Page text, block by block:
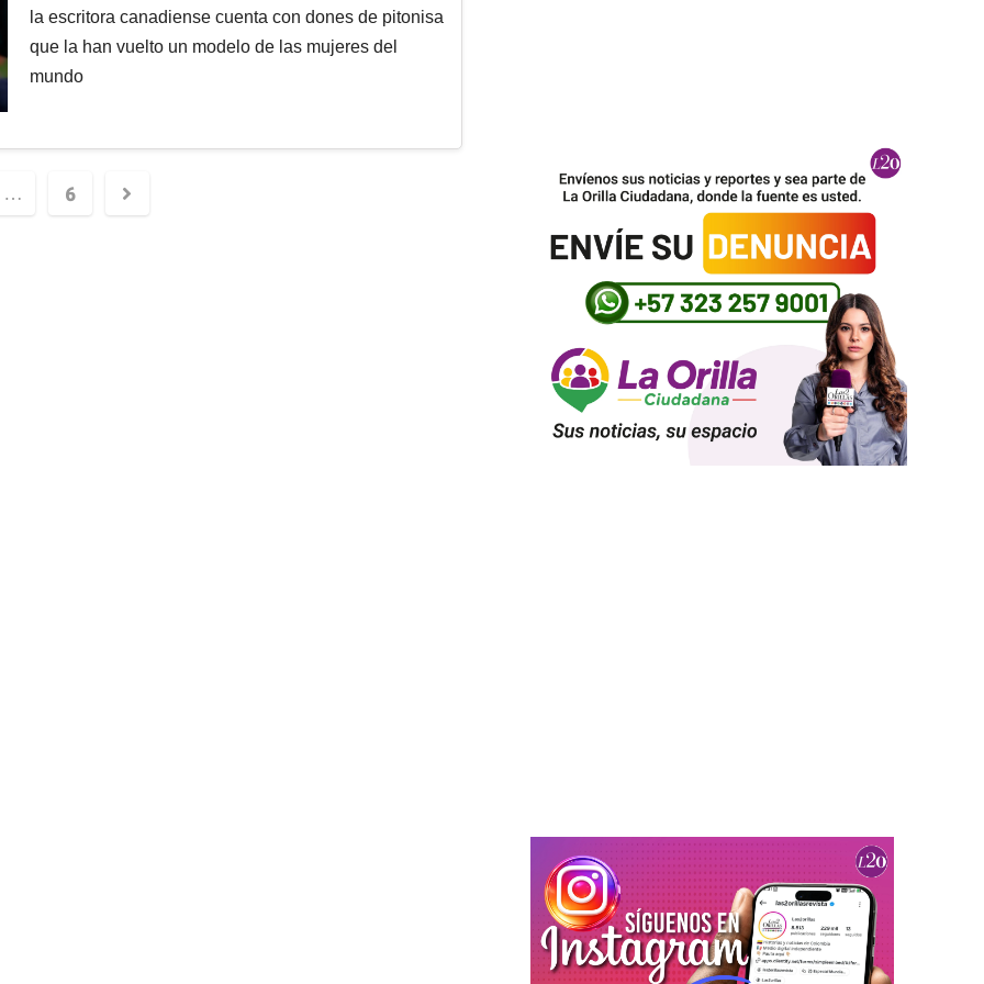
la escritora canadiense cuenta con dones de pitonisa
que la han vuelto un modelo de las mujeres del
mundo
… 6